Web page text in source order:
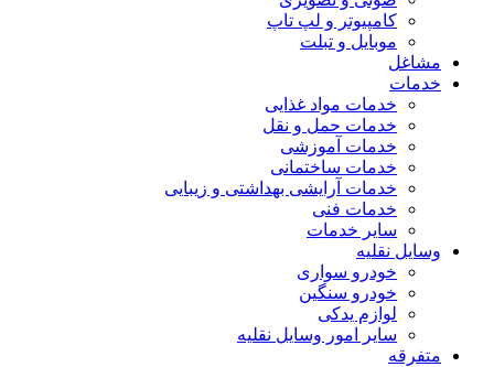
کامپیوتر و لپ تاپ
موبایل و تبلت
مشاغل
خدمات
خدمات مواد غذایی
خدمات حمل و نقل
خدمات آموزشی
خدمات ساختمانی
خدمات آرایشی بهداشتی و زیبایی
خدمات فنی
سایر خدمات
وسایل نقلیه
خودرو سواری
خودرو سنگین
لوازم یدکی
سایر امور وسایل نقلیه
متفرقه